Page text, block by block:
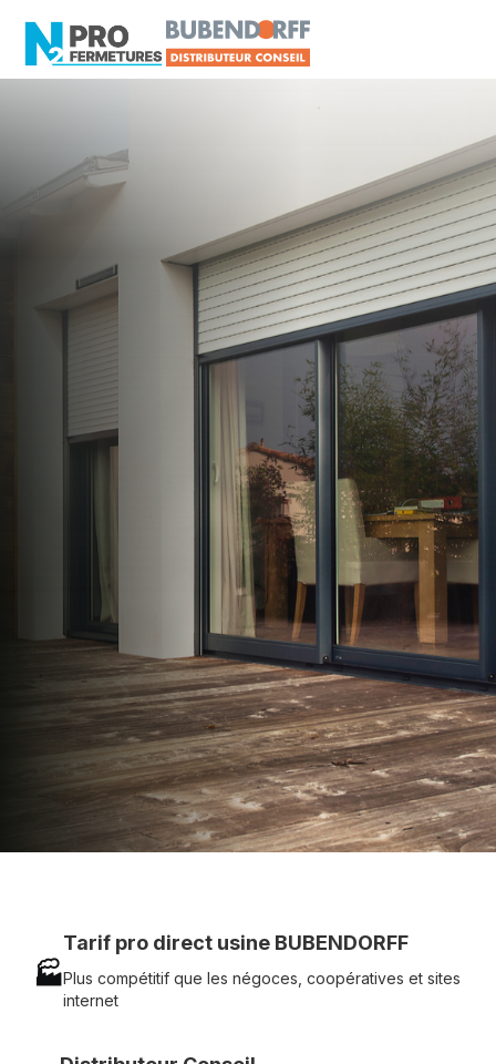
Distributeur en volets
roulants Delta Dore
La Turballe
Artisan, Menuisier, TPE ou PME proche de La
Turballe ?
N2PRO Fermetures est votre référent Distributeur
en volets roulants Delta Dore officiel pour vous
apporter : Tarifs directs usines sans minimum
d'achat - Assistance technique chantier et
service réactif avec simplicité.
07 83 35 69 17
MON DEVIS MOTEUR
Voir tous nos produits
🏭
Tarif pro direct usine BUBENDORFF
Plus compétitif que les négoces, coopératives et sites
internet